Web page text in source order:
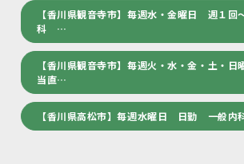
【香川県観音寺市】毎週水・金曜日 週１
科 …
【香川県観音寺市】毎週火・水・金・土・
当直…
【香川県高松市】毎週水曜日 日勤 一般